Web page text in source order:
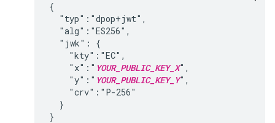
{
  "typ":"dpop+jwt",
  "alg":"ES256",
  "jwk": {
    "kty":"EC",
    "x":"
YOUR_PUBLIC_KEY_X",
    "y":"
YOUR_PUBLIC_KEY_Y",
    "crv":"P-256"
  }
}